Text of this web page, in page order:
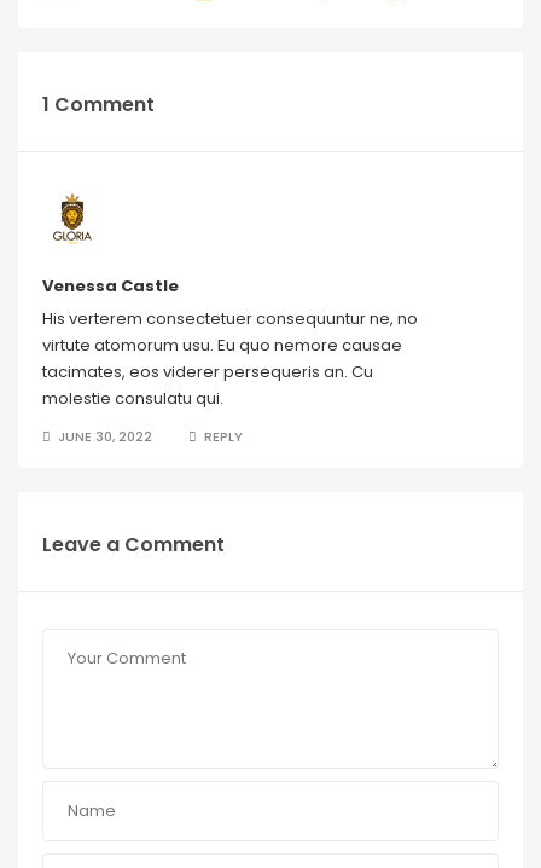
1 Comment
Venessa Castle
His verterem consectetuer consequuntur ne, no
virtute atomorum usu. Eu quo nemore causae
tacimates, eos viderer persequeris an. Cu
molestie consulatu qui.
JUNE 30, 2022 REPLY
Leave a Comment